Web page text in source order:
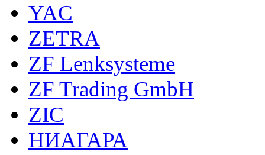
YAC
ZETRA
ZF Lenksysteme
ZF Trading GmbH
ZIC
НИАГАРА